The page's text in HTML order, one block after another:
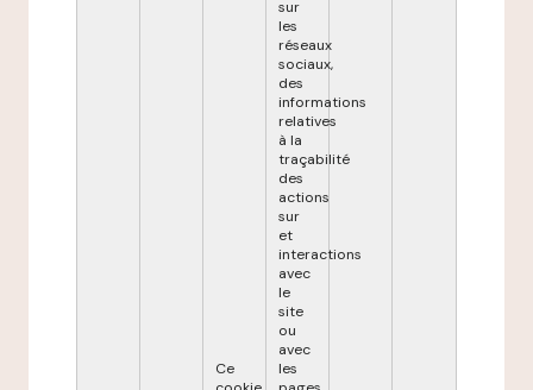
Ce
sur
les
réseaux
sociaux,
des
informations
relatives
à la
traçabilité
des
actions
sur
et
interactions
avec
le
site
ou
avec
les